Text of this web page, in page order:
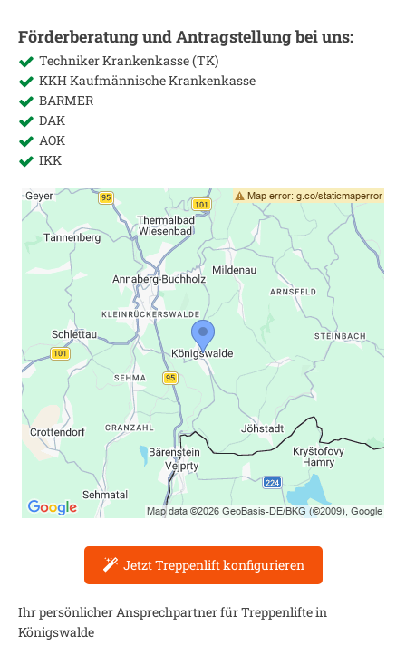
Förderberatung und Antragstellung bei uns:
Techniker Krankenkasse (TK)
KKH Kaufmännische Krankenkasse
BARMER
DAK
AOK
IKK
Jetzt Treppenlift konfigurieren
Ihr persönlicher Ansprechpartner für Treppenlifte in
Königswalde